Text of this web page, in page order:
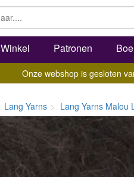
Winkel Patronen
Onze webshop is gesloten
Lang Yarns Lang Yarns Malou